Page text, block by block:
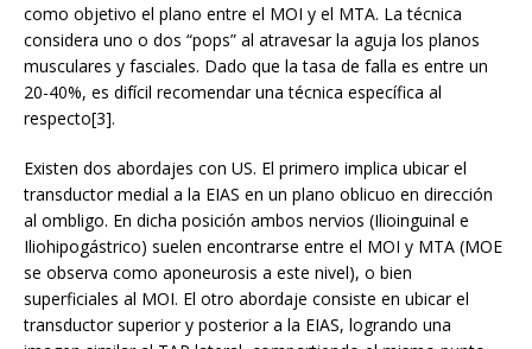
como objetivo el plano entre el MOI y el MTA. La técnica
considera uno o dos “pops” al atravesar la aguja los planos
musculares y fasciales. Dado que la tasa de falla es entre un
20-40%, es difícil recomendar una técnica específica al
respecto[3].
Existen dos abordajes con US. El primero implica ubicar el
transductor medial a la EIAS en un plano oblicuo en dirección
al ombligo. En dicha posición ambos nervios (Ilioinguinal e
Iliohipogástrico) suelen encontrarse entre el MOI y MTA (MOE
se observa como aponeurosis a este nivel), o bien
superficiales al MOI. El otro abordaje consiste en ubicar el
transductor superior y posterior a la EIAS, logrando una